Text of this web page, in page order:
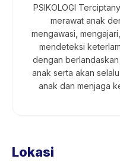
PSIKOLOGI
merawat anak
mengawasi,
mendeteksi
dengan
anak serta akan
anak dan menjaga
Lokasi